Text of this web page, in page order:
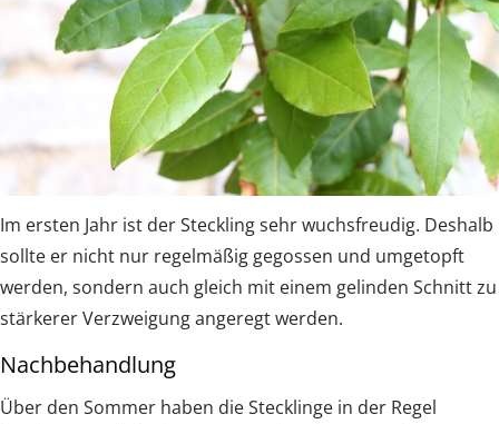
Im ersten Jahr ist der Steckling sehr wuchsfreudig. Deshalb
sollte er nicht nur regelmäßig gegossen und umgetopft
werden, sondern auch gleich mit einem gelinden Schnitt zu
stärkerer Verzweigung angeregt werden.
Nachbehandlung
Über den Sommer haben die Stecklinge in der Regel